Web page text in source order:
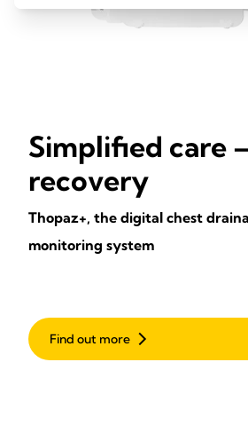
Simplified care
recovery
Thopaz+, the digital chest
monitoring system
Find out more